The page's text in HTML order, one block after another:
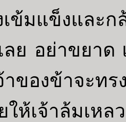
ข้มแข็งและก
ลย อย่าขยาด
าของข้าจะ
ให้เจ้าล้มเห